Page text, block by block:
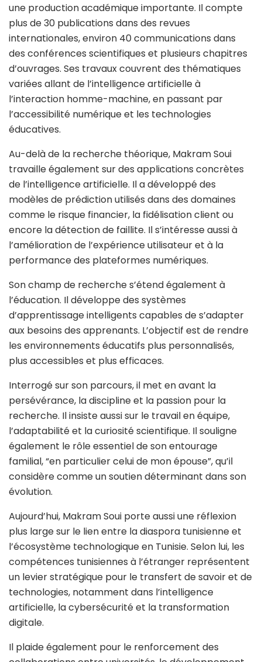
une production académique importante. Il compte
plus de 30 publications dans des revues
internationales, environ 40 communications dans
des conférences scientifiques et plusieurs chapitres
d’ouvrages. Ses travaux couvrent des thématiques
variées allant de l’intelligence artificielle à
l’interaction homme-machine, en passant par
l’accessibilité numérique et les technologies
éducatives.
Au-delà de la recherche théorique, Makram Soui
travaille également sur des applications concrètes
de l’intelligence artificielle. Il a développé des
modèles de prédiction utilisés dans des domaines
comme le risque financier, la fidélisation client ou
encore la détection de faillite. Il s’intéresse aussi à
l’amélioration de l’expérience utilisateur et à la
performance des plateformes numériques.
Son champ de recherche s’étend également à
l’éducation. Il développe des systèmes
d’apprentissage intelligents capables de s’adapter
aux besoins des apprenants. L’objectif est de rendre
les environnements éducatifs plus personnalisés,
plus accessibles et plus efficaces.
Interrogé sur son parcours, il met en avant la
persévérance, la discipline et la passion pour la
recherche. Il insiste aussi sur le travail en équipe,
l’adaptabilité et la curiosité scientifique. Il souligne
également le rôle essentiel de son entourage
familial, “en particulier celui de mon épouse”, qu’il
considère comme un soutien déterminant dans son
évolution.
Aujourd’hui, Makram Soui porte aussi une réflexion
plus large sur le lien entre la diaspora tunisienne et
l’écosystème technologique en Tunisie. Selon lui, les
compétences tunisiennes à l’étranger représentent
un levier stratégique pour le transfert de savoir et de
technologies, notamment dans l’intelligence
artificielle, la cybersécurité et la transformation
digitale.
Il plaide également pour le renforcement des